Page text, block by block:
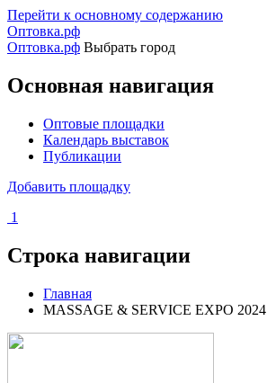
Перейти к основному содержанию
Оптовка.рф
Оптовка.рф Выбрать город
Основная навигация
Оптовые площадки
Календарь выставок
Публикации
Добавить площадку
1
Строка навигации
Главная
MASSAGE & SERVICE EXPO 2024